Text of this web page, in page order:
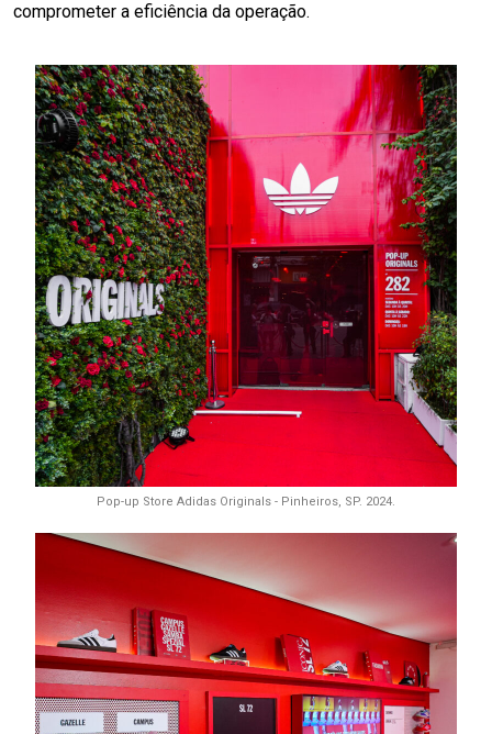
comprometer a eficiência da operação.
Pop-up Store Adidas Originals - Pinheiros, SP. 2024.